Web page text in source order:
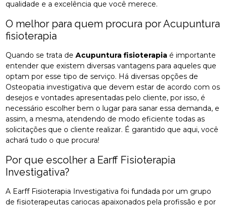
qualidade e a excelência que você merece.
O melhor para quem procura por Acupuntura
fisioterapia
Quando se trata deAcupuntura fisioterapia é importante
entender que existem diversas vantagens para aqueles que
optam por esse tipo de serviço. Há diversas opções de
Osteopatia investigativa que devem estar de acordo com os
desejos e vontades apresentadas pelo cliente, por isso, é
necessário escolher bem o lugar para sanar essa demanda, e
assim, a mesma, atendendo de modo eficiente todas as
solicitações que o cliente realizar. É garantido que aqui, você
achará tudo o que procura!
Por que escolher a Earff Fisioterapia
Investigativa?
A Earff Fisioterapia Investigativa foi fundada por um grupo
de fisioterapeutas cariocas apaixonados pela profissão e por